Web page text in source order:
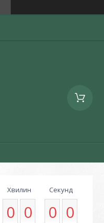
Хвилин
0 0
Секунд
0 0